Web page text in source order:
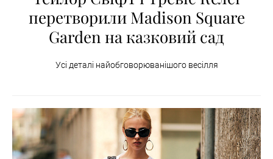
перетворили Madison Square
Garden на казковий сад
Усі деталі найобговорюванішого весілля